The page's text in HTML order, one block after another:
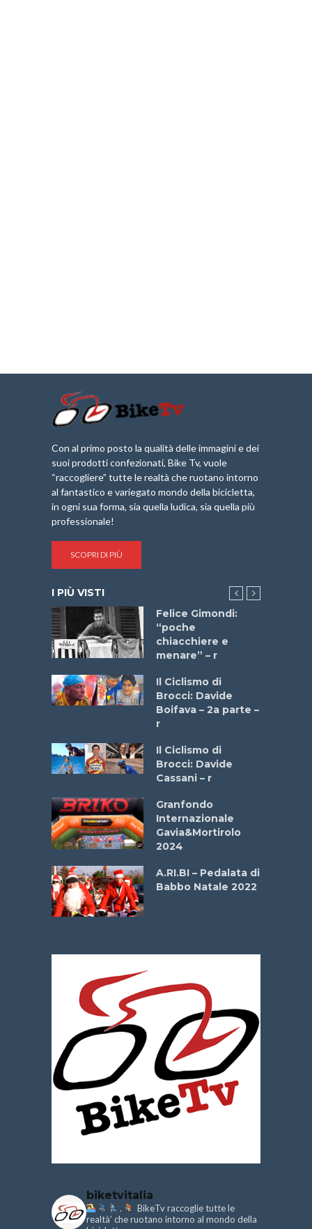
Con al primo posto la qualità delle immagini e dei
suoi prodotti confezionati, Bike Tv, vuole
“raccogliere” tutte le realtà che ruotano intorno
al fantastico e variegato mondo della bicicletta,
in ogni sua forma, sia quella ludica, sia quella più
professionale!
SCOPRI DI PIÙ
I PIÙ VISTI
Felice Gimondi:
“poche
chiacchiere e
menare” – r
Il Ciclismo di
Brocci: Davide
Boifava – 2a parte –
r
Il Ciclismo di
Brocci: Davide
Cassani – r
Granfondo
Internazionale
Gavia&Mortirolo
2024
A.RI.BI – Pedalata di
Babbo Natale 2022
biketvitalia
.
BikeTv raccoglie tutte le
realtà’ che ruotano intorno al mondo della